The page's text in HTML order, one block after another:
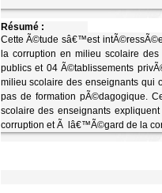
Résumé :
Cette Ã©tude sâ€™est
la corruption en milieu scolaire
publics et 04 Ã©tablissements
milieu scolaire des enseignants
pas de formation pÃ©dagogique.
scolaire des enseignants
corruption et Ã lâ€™Ã©gard de la